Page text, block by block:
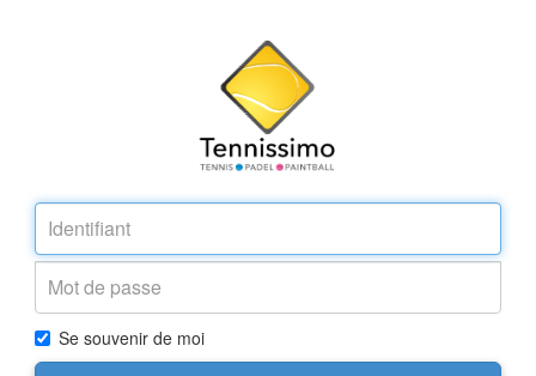
Se souvenir de moi